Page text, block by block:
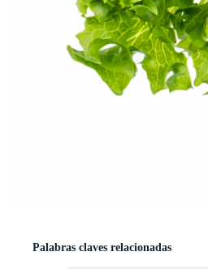
Palabras claves relacionadas